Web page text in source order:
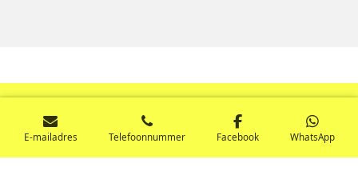
© 2021 - 2026 QUEEN OF GEAR ⛸️🏒 ice
E-mailadres Telefoonnummer Facebook WhatsApp